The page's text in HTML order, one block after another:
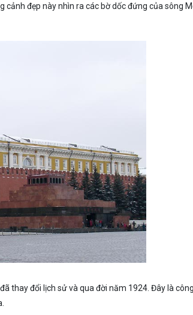
đẹp này nhìn ra các bờ dốc đứng của sông
thay đổi lịch sử và qua đời năm 1924. Đây là